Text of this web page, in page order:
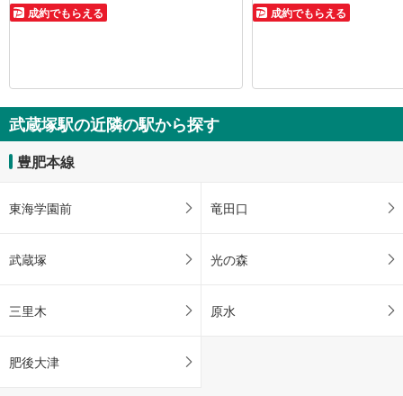
成約でもらえる 成約でもらえる
武蔵塚駅の近隣の駅から探す
豊肥本線
東海学園前 竜田口
武蔵塚 光の森
三里木 原水
肥後大津